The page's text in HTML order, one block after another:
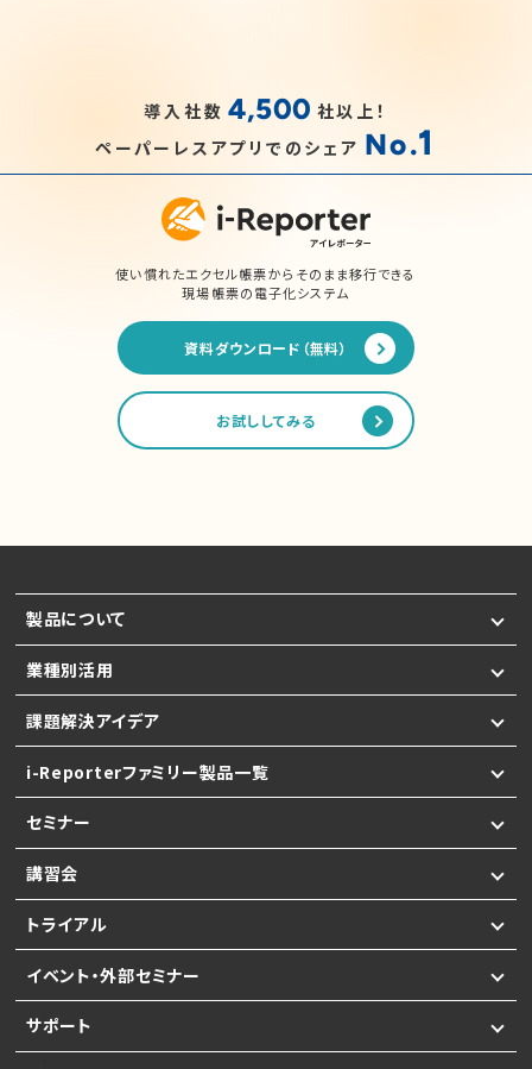
導入社数 4,500 社以上！
ペーパーレスアプリでのシェア No.1
使い慣れたエクセル帳票からそのまま移行できる
現場帳票の電子化システム
資料ダウンロード（無料）
お試ししてみる
製品について
業種別活用
課題解決アイデア
i-Reporterファミリー製品一覧
セミナー
講習会
トライアル
イベント・外部セミナー
サポート